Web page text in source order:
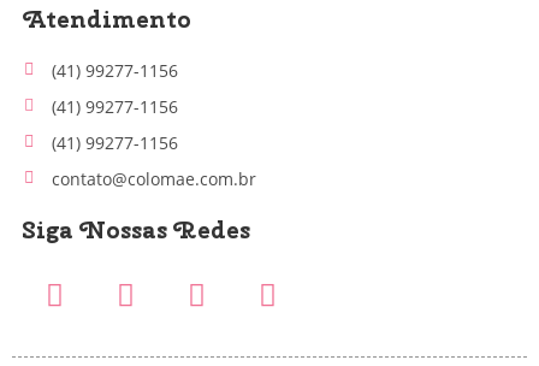
Atendimento
(41) 99277-1156
(41) 99277-1156
(41) 99277-1156
contato@colomae.com.br
Siga Nossas Redes